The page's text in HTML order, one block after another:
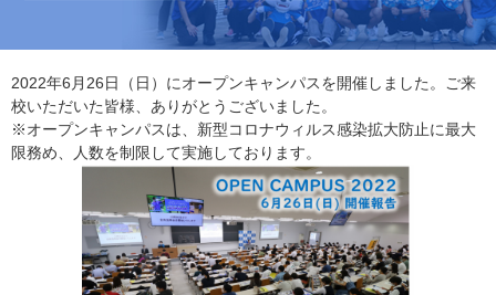
2022年6月26日（日）にオープンキャンパスを開催しました。ご来
校いただいた皆様、ありがとうございました。
※オープンキャンパスは、新型コロナウィルス感染拡大防止に最大
限務め、人数を制限して実施しております。